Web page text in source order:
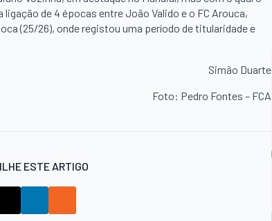
de 4 épocas entre João Valido e o FC Arouca,
(25/26), onde registou uma período de titularidade e
Simão Duarte
Foto: Pedro Fontes – FCA
ESTE ARTIGO